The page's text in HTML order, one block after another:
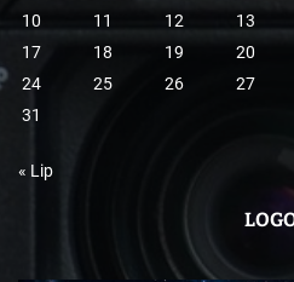
10
11 12 13
17
18 19 20
24
25 26 27
31
« Lip